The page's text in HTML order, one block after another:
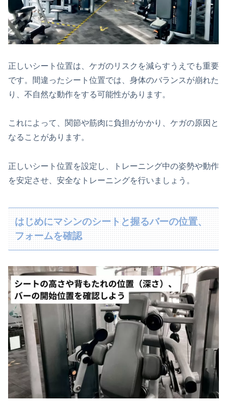
正しいシート位置は、ケガのリスクを減らすうえでも重要
です。間違ったシート位置では、身体のバランスが崩れた
り、不自然な動作をする可能性があります。
これによって、関節や筋肉に負担がかかり、ケガの原因と
なることがあります。
正しいシート位置を設定し、トレーニング中の姿勢や動作
を安定させ、安全なトレーニングを行いましょう。
はじめにマシンのシートと握るバーの位置、
フォームを確認